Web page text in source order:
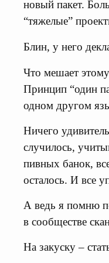
новый пакет.
“тяжелые”
Блин, у него
Что мешает
Принцип “один
одном другом
Ничего
случилось,
пивных банок,
осталось. И все
А ведь я помню
в сообществе
На закуску –